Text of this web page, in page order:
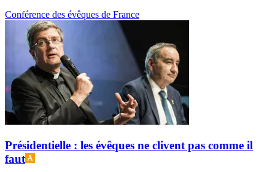
Conférence des évêques de France
Présidentielle : les évêques ne clivent pas comme il
faut